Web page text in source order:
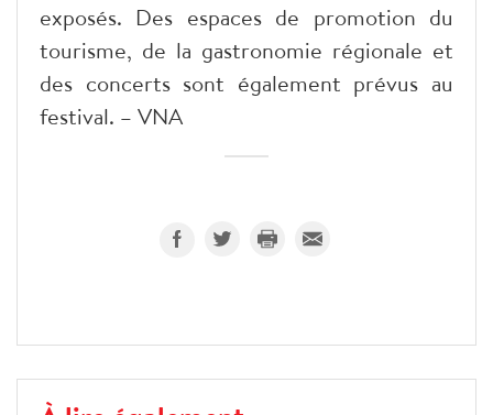
exposés. Des espaces de promotion du
tourisme, de la gastronomie régionale et
des concerts sont également prévus au
festival. – VNA